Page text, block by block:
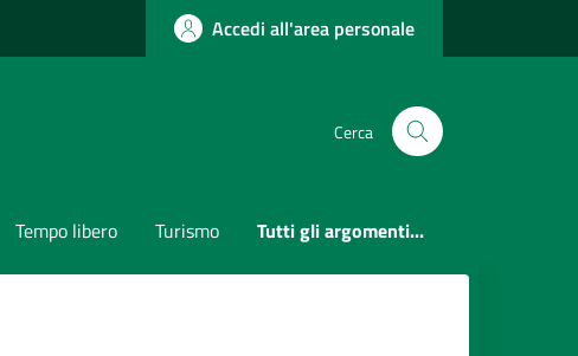
Accedi all'area personale
Cerca
Tempo libero Turismo Tutti gli argomenti...